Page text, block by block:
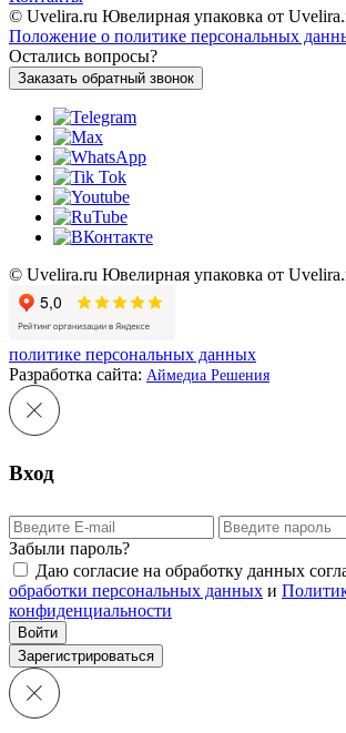
© Uvelira.ru Ювелирная упаковка от
Положение о политике персональных
Остались вопросы?
Заказать обратный звонок
© Uvelira.ru Ювелирная упаковка от
политике персональных данных
Разработка сайта: Аймедиа Решения
Вход
Забыли пароль?
Даю согласие на обработку данных
обработки персональных данных и
конфиденциальности
Войти
Зарегистрироваться